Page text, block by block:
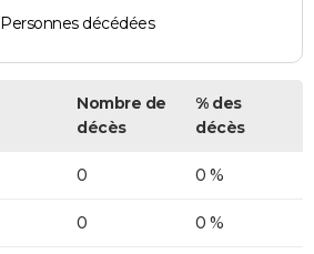
Personnes décédées
Nombre de
décès
% des
décès
0 0 %
0 0 %